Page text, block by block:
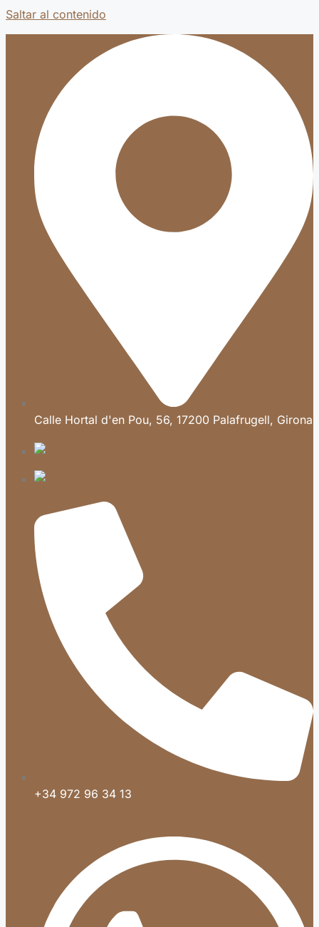
Saltar al contenido
Calle Hortal d'en Pou, 56, 17200 Palafrugell, Girona
+34 972 96 34 13